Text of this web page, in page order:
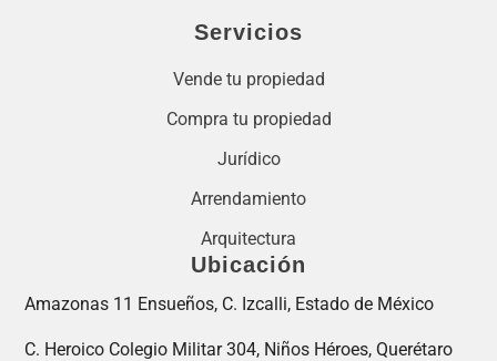
Servicios
Vende tu propiedad
Compra tu propiedad
Jurídico
Arrendamiento
Arquitectura
Ubicación
Amazonas 11 Ensueños, C. Izcalli, Estado de México
C. Heroico Colegio Militar 304, Niños Héroes, Querétaro